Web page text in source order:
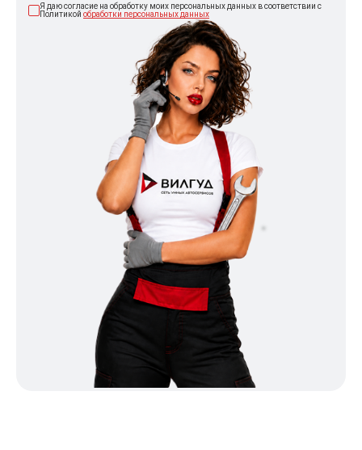
Я даю согласие на обработку моих персональных данных в соответствии с
Политикой обработки персональных данных